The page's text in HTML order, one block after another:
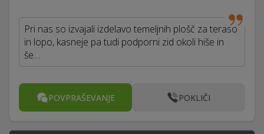
Pri nas so izvajali izdelavo temeljnih plošč za teraso
in lopo, kasneje pa tudi podporni zid okoli hiše in
še…
POVPRAŠEVANJE POKLIČI